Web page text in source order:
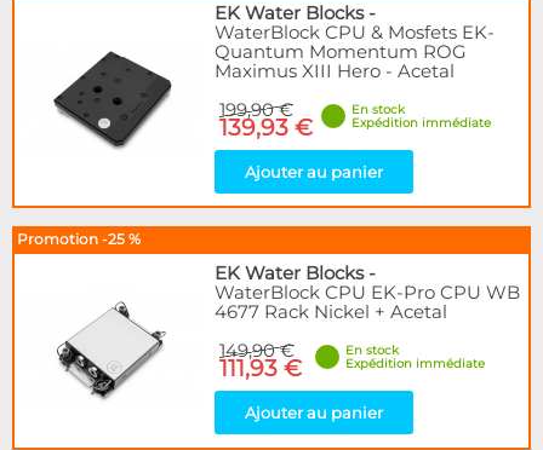
EK Water Blocks-
WaterBlock CPU & Mosfets EK-
Quantum Momentum ROG
Maximus XIII Hero - Acetal
199,90 €
139,93 €
En stock
Expédition immédiate
Ajouter au panier
Promotion -25 %
EK Water Blocks-
WaterBlock CPU EK-Pro CPU WB
4677 Rack Nickel + Acetal
149,90 €
111,93 €
En stock
Expédition immédiate
Ajouter au panier